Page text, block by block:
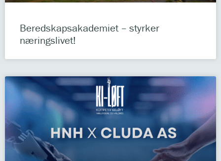
Beredskapsakademiet – styrker
næringslivet!